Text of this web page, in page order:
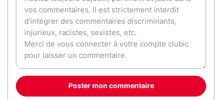
Poster mon commentaire